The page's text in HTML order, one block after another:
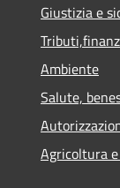
Giustizia e
Ambiente
Salute,
Agricoltura